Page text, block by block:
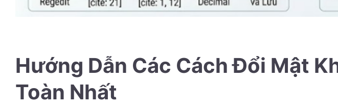
Hướng Dẫn Các Cách Đổi Mật
Toàn Nhất